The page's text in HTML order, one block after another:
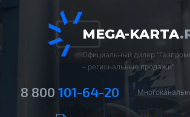
MEGA-KARTA
Официальный дилер
– региональные продажи”
8 800 101-64-20